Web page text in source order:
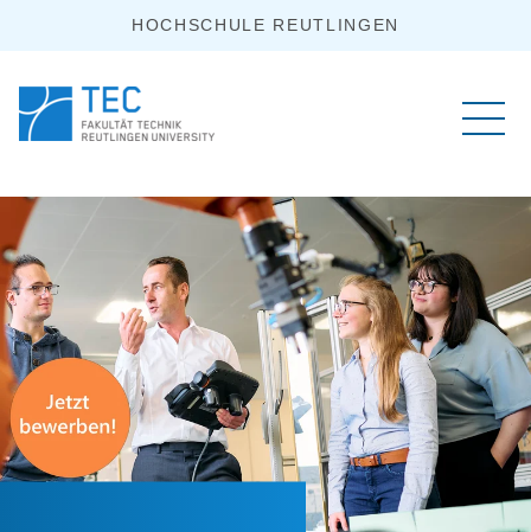
HOCHSCHULE REUTLINGEN